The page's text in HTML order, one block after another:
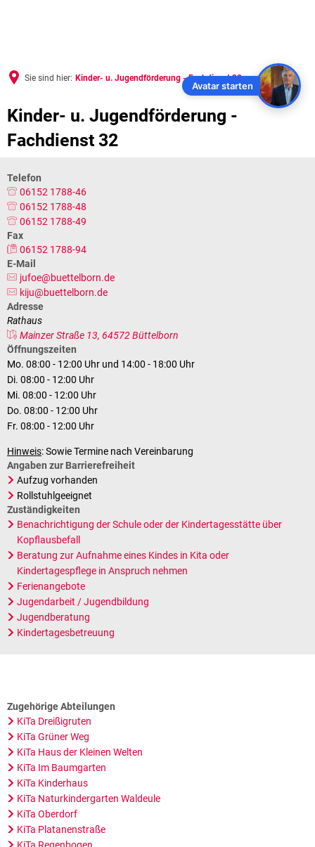
Sie sind hier: Kinder- u. Jugendförderung - Fachdienst 32
Kinder- u. Jugendförderung -
Fachdienst 32
Telefon
06152 1788-46
06152 1788-48
06152 1788-49
Fax
06152 1788-94
E-Mail
jufoe@buettelborn.de
kiju@buettelborn.de
Adresse
Rathaus
Mainzer Straße 13, 64572 Büttelborn
Öffnungszeiten
Mo. 08:00 - 12:00 Uhr und 14:00 - 18:00 Uhr
Di. 08:00 - 12:00 Uhr
Mi. 08:00 - 12:00 Uhr
Do. 08:00 - 12:00 Uhr
Fr. 08:00 - 12:00 Uhr
Hinweis: Sowie Termine nach Vereinbarung
Angaben zur Barrierefreiheit
Aufzug vorhanden
Rollstuhlgeeignet
Zuständigkeiten
Benachrichtigung der Schule oder der Kindertagesstätte über
Kopflausbefall
Beratung zur Aufnahme eines Kindes in Kita oder
Kindertagespflege in Anspruch nehmen
Ferienangebote
Jugendarbeit / Jugendbildung
Jugendberatung
Kindertagesbetreuung
Zugehörige Abteilungen
KiTa Dreißigruten
KiTa Grüner Weg
KiTa Haus der Kleinen Welten
KiTa Im Baumgarten
KiTa Kinderhaus
KiTa Naturkindergarten Waldeule
KiTa Oberdorf
KiTa Platanenstraße
Avatar starten